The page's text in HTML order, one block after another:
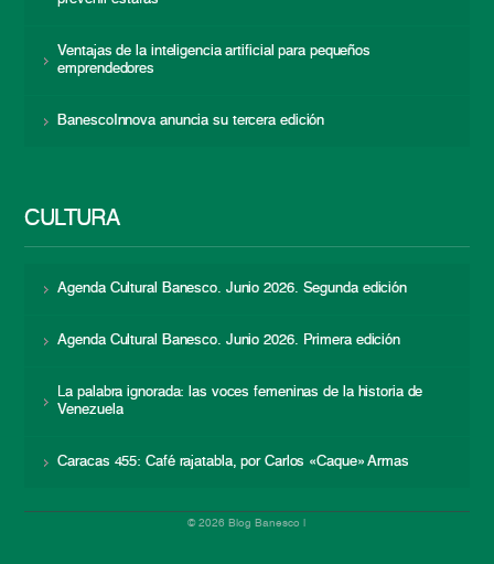
Ventajas de la inteligencia artificial para pequeños
emprendedores
BanescoInnova anuncia su tercera edición
CULTURA
Agenda Cultural Banesco. Junio 2026. Segunda edición
Agenda Cultural Banesco. Junio 2026. Primera edición
La palabra ignorada: las voces femeninas de la historia de
Venezuela
Caracas 455: Café rajatabla, por Carlos «Caque» Armas
© 2026 Blog Banesco |